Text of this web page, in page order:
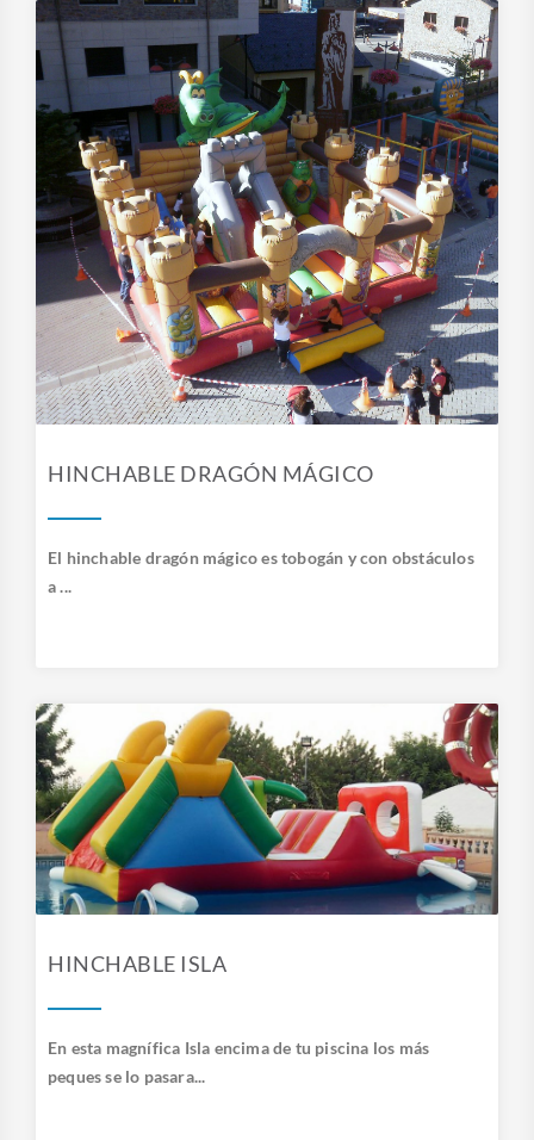
HINCHABLE DRAGÓN MÁGICO
El hinchable dragón mágico es tobogán y con obstáculos
a ...
HINCHABLE ISLA
En esta magnífica Isla encima de tu piscina los más
peques se lo pasara...